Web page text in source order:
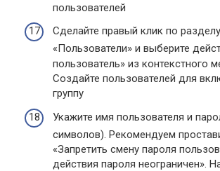
пользователей
Сделайте правый клик по разделу
«Пользователи» и выберите
пользователь» из контекстного
Создайте пользователей для
группу
Укажите имя пользователя и
символов). Рекомендуем
«Запретить смену пароля
действия пароля неограничен».